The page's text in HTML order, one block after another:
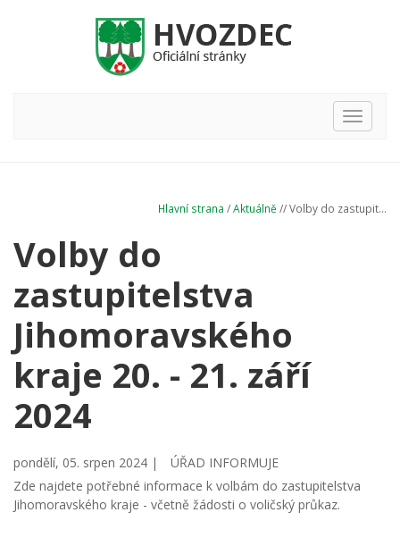
Hlavní
nabídka
Hlavní strana /Aktuálně // Volby do zastupit...
Volby do
zastupitelstva
Jihomoravského
kraje 20. - 21. září
2024
pondělí, 05. srpen 2024 |
ÚŘAD INFORMUJE
Zde najdete potřebné informace k volbám do zastupitelstva
Jihomoravského kraje - včetně žádosti o voličský průkaz.